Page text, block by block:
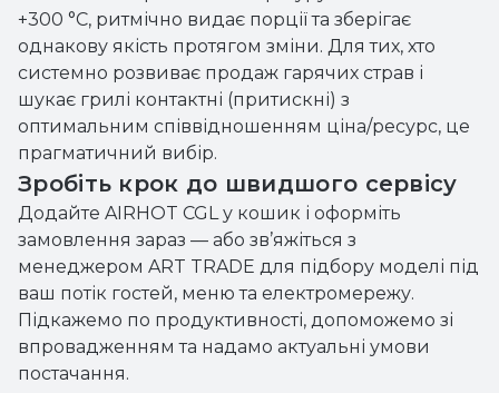
+300 °С, ритмічно видає порції та зберігає
однакову якість протягом зміни. Для тих, хто
системно розвиває продаж гарячих страв і
шукає грилі контактні (притискні) з
оптимальним співвідношенням ціна/ресурс, це
прагматичний вибір.
Зробіть крок до швидшого сервісу
Додайте AIRHOT CGL у кошик і оформіть
замовлення зараз — або зв’яжіться з
менеджером ART TRADE для підбору моделі під
ваш потік гостей, меню та електромережу.
Підкажемо по продуктивності, допоможемо зі
впровадженням та надамо актуальні умови
постачання.